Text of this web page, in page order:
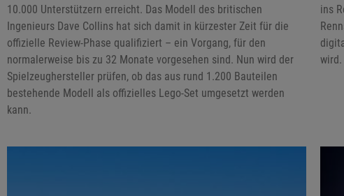
10.000 Unterstützern erreicht. Das Modell des britischen
Ingenieurs Dave Collins hat sich damit in kürzester Zeit für die
offizielle Review-Phase qualifiziert – ein Vorgang, für den
normalerweise bis zu 32 Monate vorgesehen sind. Nun wird der
Spielzeughersteller prüfen, ob das aus rund 1.200 Bauteilen
bestehende Modell als offizielles Lego-Set umgesetzt werden
kann.
ins
wird.